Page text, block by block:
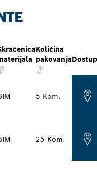
Količina
pakovanja
5 Kom.
25 Kom.